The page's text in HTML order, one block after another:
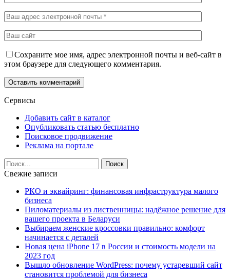
Сохраните мое имя, адрес электронной почты и веб-сайт в
этом браузере для следующего комментария.
Сервисы
Добавить сайт в каталог
Опубликовать статью бесплатно
Поисковое продвижение
Реклама на портале
Свежие записи
РКО и эквайринг: финансовая инфраструктура малого
бизнеса
Пиломатериалы из лиственницы: надёжное решение для
вашего проекта в Беларуси
Выбираем женские кроссовки правильно: комфорт
начинается с деталей
Новая цена iPhone 17 в России и стоимость модели на
2023 год
Вышло обновление WordPress: почему устаревший сайт
становится проблемой для бизнеса